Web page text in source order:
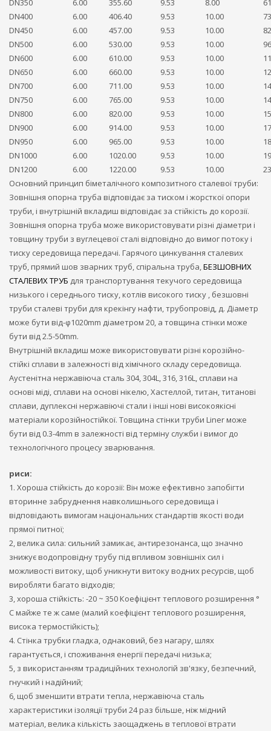
DN350 6.00 355.60 9.53 8.00
DN400
6.00 406.40 9.53 10.00
DN450
6.00 457.00 9.53 10.00
DN500
6.00 530.00 9.53 10.00
DN600
6.00 610.00 9.53 10.00
DN650
6.00 660.00 9.53 10.00
DN700
6.00 711.00 9.53 10.00
DN750
6.00 765.00 9.53 10.00
DN800
6.00 820.00 9.53 10.00
DN900
6.00 914.00 9.53 10.00
DN950
6.00 965.00 9.53 10.00
DN1000
6.00 1020.00 9.53 10.00
DN1200
6.00 1220.00 9.53 10.00
Основний принцип біметалічного композитного сталевої труби:
Зовнішня опорна труба відповідає за тиском і жорсткої опори
труби, і внутрішній вкладиш відповідає за стійкість до корозії.
Зовнішня опорна труба може використовувати різні діаметри і
товщину труби з вуглецевої сталі відповідно до вимог потоку і
тиску середовища передачі. Гарячого цинкування сталевих
труб, прямий шов зварних труб, спіральна труба,БЕЗШОВНИХ
СТАЛЕВИХ ТРУБ для транспортування текучого середовища
низького і середнього тиску, котлів високого тиску , безшовні
труби сталеві труби для крекінгу нафти, трубопровід, д. Діаметр
може бути від-φ1020mm діаметром 20, а товщина стінки може
бути від 2.5-50mm.
Внутрішній вкладиш може використовувати різні корозійно-
стійкі сплави в залежності від хімічного складу середовища.
Аустенітна нержавіюча сталь 304, 304L, 316, 316L, сплави на
основі міді, сплави на основі нікелю, Хастеллой, титан, титанові
сплави, дуплексні нержавіючі стали і інші нові високоякісні
матеріали корозійностійкої. Товщина стінки труби Liner може
бути від 0.3-4mm в залежності від терміну служби і вимог до
технологічного процесу зварювання.
риси:
1. Хороша стійкість до корозії: Він може ефективно запобігти
вторинне забруднення навколишнього середовища і
відповідають вимогам національних стандартів якості води
прямої питної;
2, велика сила: сильний замикає, антирезонанса, що значно
знижує водопровідну трубу під впливом зовнішніх сил і
можливості витоку, щоб уникнути витоку водних ресурсів, щоб
виробляти багато відходів;
3, хороша стійкість: -20 ~ 350 Коефіцієнт теплового розширення °
С майже те ж саме (малий коефіцієнт теплового розширення,
висока термостійкість);
4. Стінка трубки гладка, однаковий, без нагару, шлях
гарантується, і споживання енергії передачі низька;
5, з використанням традиційних технологій зв'язку, безпечний,
гнучкий і надійний;
6, щоб зменшити втрати тепла, нержавіюча сталь
характеристики ізоляції труби 24 раз більше, ніж мідний
матеріал, велика кількість заощаджень в теплової втрати